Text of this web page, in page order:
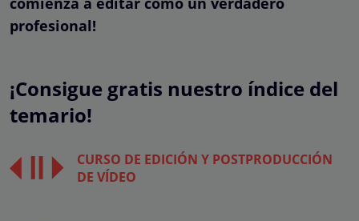
profesional!
¡Consigue gratis nuestro índice del
temario!
CURSO DE EDICIÓN Y POSTPRODUCCIÓN
DE VÍDEO